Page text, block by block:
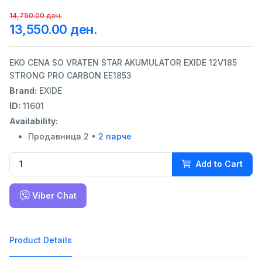
14,750.00 ден.
13,550.00 ден.
EKO CENA SO VRATEN STAR AKUMULATOR EXIDE 12V185
STRONG PRO CARBON EE1853
Brand: EXIDE
ID: 11601
Availability:
Продавница 2 • 2 парче
Add to Cart
Viber Chat
Product Details